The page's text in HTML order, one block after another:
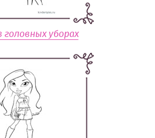
головных уборах